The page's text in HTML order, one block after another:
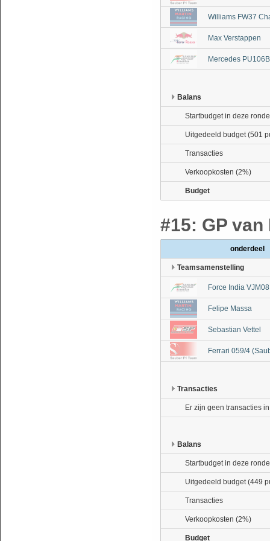
Williams FW37
Max Verstappen
Mercedes
Balans
Startbudget in deze ronde
Uitgedeeld budget (501
Transacties
Verkoopkosten (2%)
Budget
#15: GP
onderdeel
Teamsamenstelling
Force India
Felipe Massa
Sebastian Vettel
Ferrari 059/4
Transacties
Er zijn geen transacties
Balans
Startbudget in deze ronde
Uitgedeeld budget (449
Transacties
Verkoopkosten (2%)
Budget